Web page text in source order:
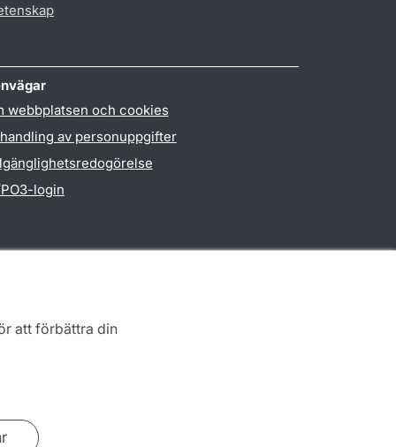
att förbättra din
webbplatsen och cookies
av personuppgifter
login